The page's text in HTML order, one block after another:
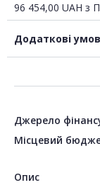
96 454,00 UAH з
Додаткові
Джерело
Місцевий
Опис